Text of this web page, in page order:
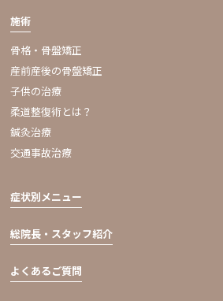
施術
骨格・骨盤矯正
産前産後の骨盤矯正
子供の治療
柔道整復術とは？
鍼灸治療
交通事故治療
症状別メニュー
総院長・スタッフ紹介
よくあるご質問